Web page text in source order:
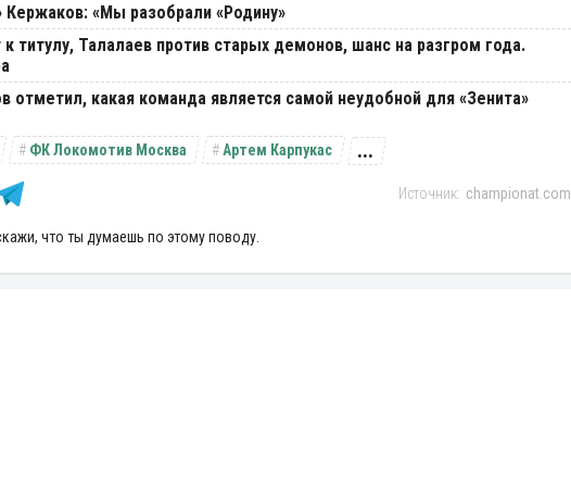
Кержаков: «Мы разобрали «Родину»
к титулу, Талалаев против старых демонов, шанс на разгром года.
отметил, какая команда является самой неудобной для «Зенита»
ФК Локомотив Москва Артем Карпукас ...
championat.com
что ты думаешь по этому поводу.